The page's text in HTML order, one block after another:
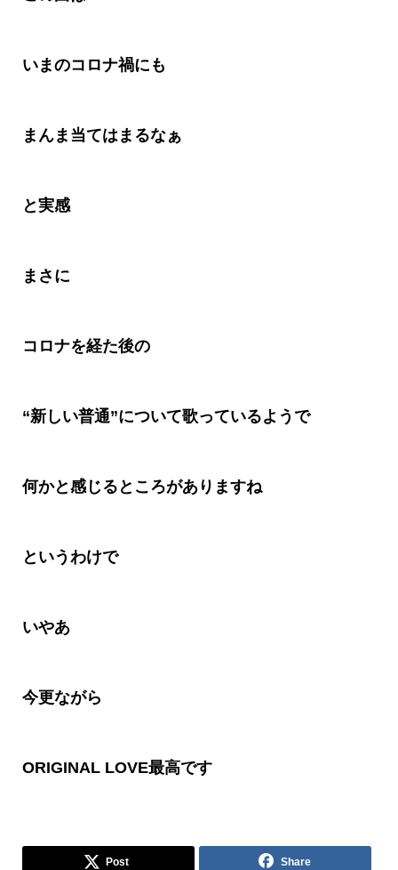
いまのコロナ禍にも
まんま当てはまるなぁ
と実感
まさに
コロナを経た後の
“新しい普通”について歌っているようで
何かと感じるところがありますね
というわけで
いやあ
今更ながら
ORIGINAL LOVE最高です
Post Share